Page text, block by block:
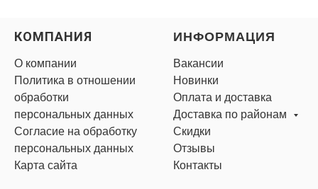
КОМПАНИЯ
О компании
Политика в отношении
обработки
персональных данных
Согласие на обработку
персональных данных
Карта сайта
ИНФОРМАЦИЯ
Вакансии
Новинки
Оплата и доставка
Доставка по районам
Скидки
Отзывы
Контакты